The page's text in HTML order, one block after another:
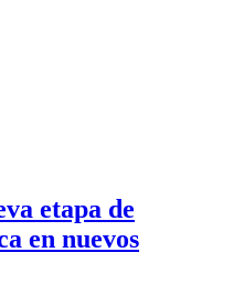
etapa de
en nuevos